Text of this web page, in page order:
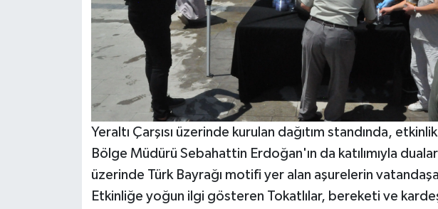
Yeraltı Çarşısı üzerinde kurulan dağıtım standında,
Bölge Müdürü Sebahattin Erdoğan'ın da katılımıyla
üzerinde Türk Bayrağı motifi yer alan aşurelerin vatandaşa
Etkinliğe yoğun ilgi gösteren Tokatlılar, bereketi ve